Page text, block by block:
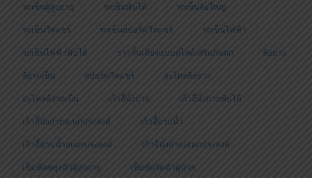
รถเข็นผู้สูงอายุ รถเข็นพับได้ รถเข็นล้อใหญ่
รถเข็นวีลแชร์ รถเข็นสปอร์ตวีลแชร์ รถเข็นไฟฟ้า
รถเข็นไฟฟ้าพับได้ ราวกั้นเตียงแบบสไลด์เสริมกันตก ล้อยาง
ล้อรถเข็น สปอร์ตวีลแชร์ อะไหล่ล้อยาง
อะไหล่ล้อรถเข็น เก้าอี้นั่งถ่าย เก้าอี้นั่งถ่ายพับได้
เก้าอี้นั่งถ่ายอเนกประสงค์ เก้าอี้อาบน้ำ
เก้าอี้อาบน้ำอเนกประสงค์ เก้าอ้นั่งถ่ายเอนกประสงค์
เข็มขัดพยุงตัวผู้สูงอายุ เข็มขัดรัดตัวผู้ป่วย